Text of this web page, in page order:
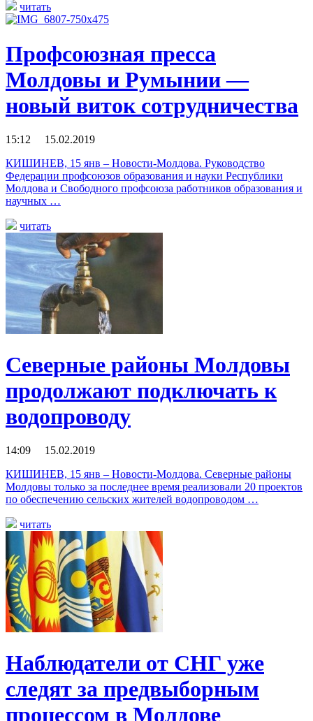
читать
Профсоюзная пресса
Молдовы и Румынии —
новый виток сотрудничества
15:12 15.02.2019
КИШИНЕВ, 15 янв – Новости-Молдова. Руководство
Федерации профсоюзов образования и науки Республики
Молдова и Свободного профсоюза работников образования и
научных …
читать
Северные районы Молдовы
продолжают подключать к
водопроводу
14:09 15.02.2019
КИШИНЕВ, 15 янв – Новости-Молдова. Северные районы
Молдовы только за последнее время реализовали 20 проектов
по обеспечению сельских жителей водопроводом …
читать
Наблюдатели от СНГ уже
следят за предвыборным
процессом в Молдове